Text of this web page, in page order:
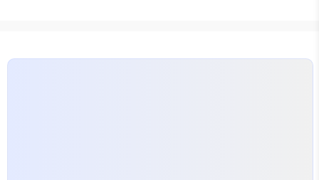
서 《끝이 아닌 시작》을 연재하기 시작했습니다.이 작